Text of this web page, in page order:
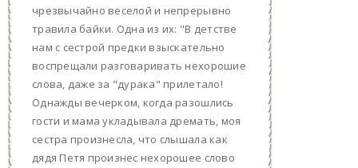
чрезвычайно веселой и непрерывно
травила байки. Одна из их: "В детстве
нам с сестрой предки взыскательно
воспрещали разговаривать нехорошие
слова, даже за "дурака" прилетало!
Однажды вечерком, когда разошлись
гости и мама укладывала дремать, моя
сестра произнесла, что слышала как
дядя Петя произнес нехорошее слово